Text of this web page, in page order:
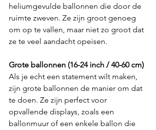
heliumgevulde ballonnen die door de
ruimte zweven. Ze zijn groot genoeg
om op te vallen, maar niet zo groot dat
ze te veel aandacht opeisen.
Grote ballonnen (16-24 inch / 40-60 cm)
Als je echt een statement wilt maken,
zijn grote ballonnen de manier om dat
te doen. Ze zijn perfect voor
opvallende displays, zoals een
ballonmuur of een enkele ballon die